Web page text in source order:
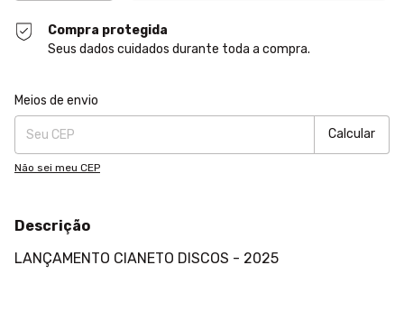
Compra protegida
Seus dados cuidados durante toda a compra.
Entregas para o CEP:
Meios de envio
Calcular
Não sei meu CEP
Descrição
LANÇAMENTO CIANETO DISCOS - 2025